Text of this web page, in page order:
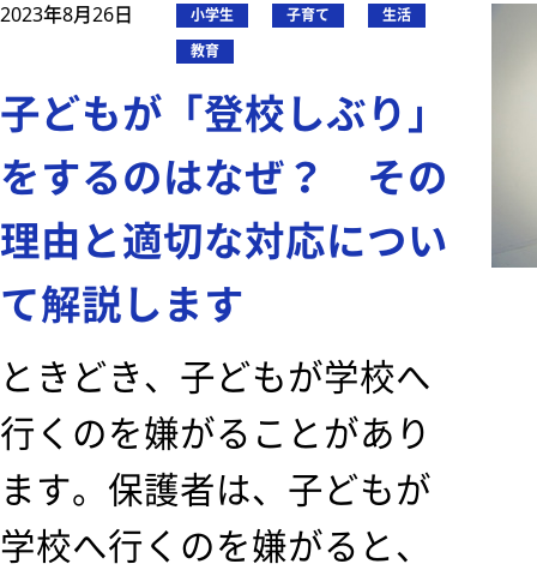
2023年8月26日 小学生 子育て
生活
教育
子どもが「登校しぶり」
をするのはなぜ？ その
理由と適切な対応につい
て解説します
ときどき、子どもが学校へ
行くのを嫌がることがあり
ます。保護者は、子どもが
学校へ行くのを嫌がると、